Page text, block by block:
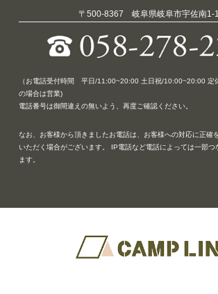
〒500-8367 岐阜県岐阜市宇佐南1-
（お電話受付時間 平日/11:00~20:00 土日祝/10:00~20:00 定
の場合は営業)
電話番号は御間違えの無いよう、再度ご確認ください。
なお、お客様から頂きましたお電話は、お客様への対応に正確
いただく場合がございます。 IP電話など電話によっては一部つ
ます。